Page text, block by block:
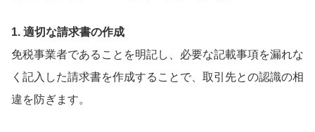
1. 適切な請求書の作成
免税事業者であることを明記し、必要な記載事項を漏れな
く記入した請求書を作成することで、取引先との認識の相
違を防ぎます。